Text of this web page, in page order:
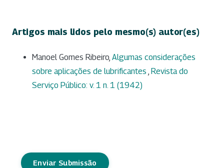
Artigos mais lidos pelo mesmo(s) autor(es)
Manoel Gomes Ribeiro, Algumas considerações
sobre aplicações de lubrificantes , Revista do
Serviço Público: v. 1 n. 1 (1942)
Enviar Submissão